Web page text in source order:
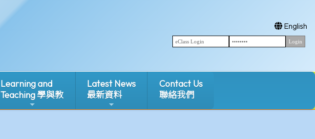
English
Learning and
Teaching 學與教
Latest News
最新資料
Contact Us
聯絡我們